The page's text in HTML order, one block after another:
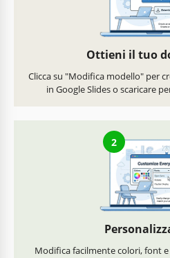
Ottieni il tuo
Clicca su "Modifica modello" per
in Google Slides o scaricare
2
Modifica facilmente colori, font